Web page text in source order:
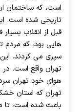
است، که ساختمان
تاریخی شده است.
قبل از انقلاب
هایی بود، که مردم
سپری می کردند.
تهران واقع است.
هوای خود تهران
تهران که استان
باعث شده است،